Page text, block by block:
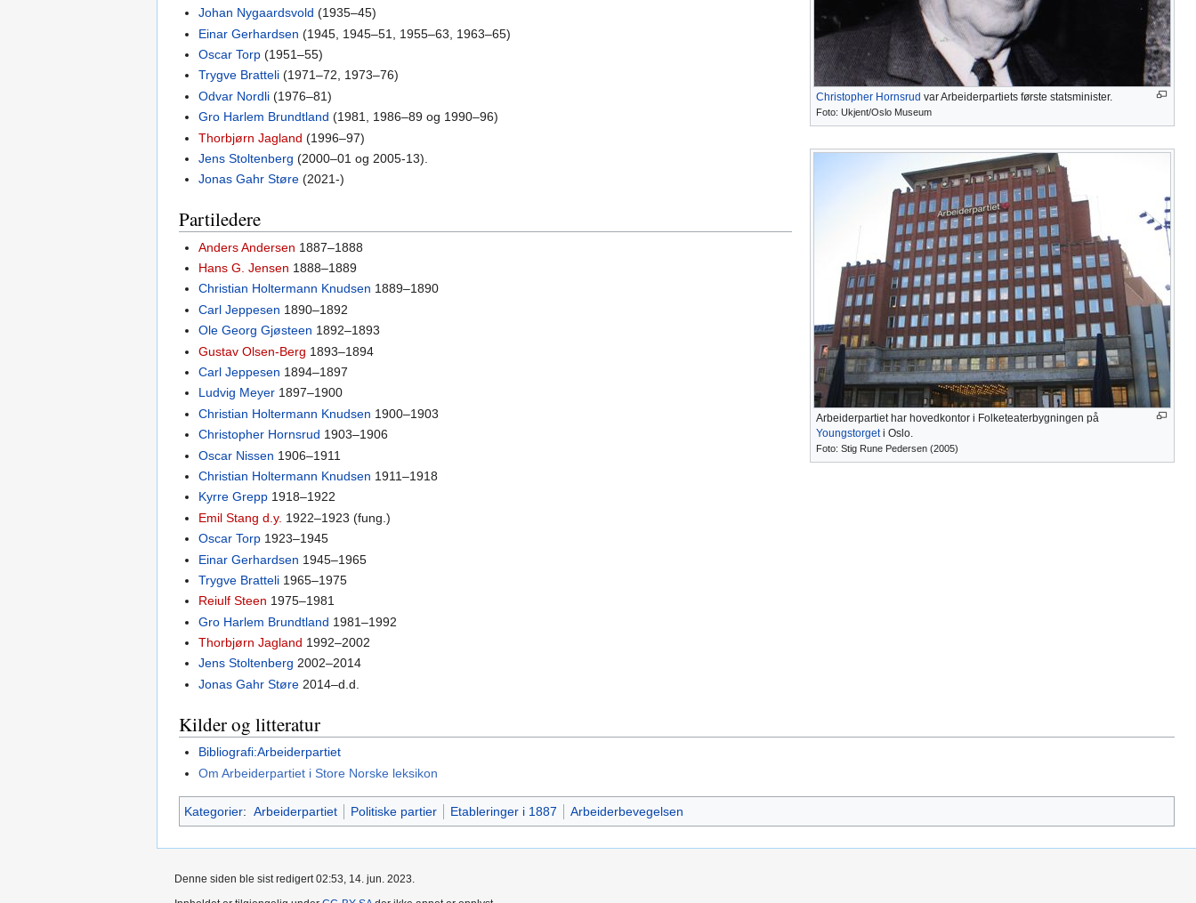
Christopher Hornsrud var Arbeiderpartiets første statsminister.
Foto: Ukjent/Oslo Museum
Arbeiderpartiet har hovedkontor i Folketeaterbygningen på
Youngstorgeti Oslo.
Foto: Stig Rune Pedersen (2005)
Johan Nygaardsvold (1935–45)
Einar Gerhardsen (1945, 1945–51, 1955–63, 1963–65)
Oscar Torp (1951–55)
Trygve Bratteli (1971–72, 1973–76)
Odvar Nordli (1976–81)
Gro Harlem Brundtland (1981, 1986–89 og 1990–96)
Thorbjørn Jagland (1996–97)
Jens Stoltenberg (2000–01 og 2005-13).
Jonas Gahr Støre (2021-)
Partiledere
Anders Andersen 1887–1888
Hans G. Jensen 1888–1889
Christian Holtermann Knudsen 1889–1890
Carl Jeppesen 1890–1892
Ole Georg Gjøsteen 1892–1893
Gustav Olsen-Berg 1893–1894
Carl Jeppesen 1894–1897
Ludvig Meyer 1897–1900
Christian Holtermann Knudsen 1900–1903
Christopher Hornsrud 1903–1906
Oscar Nissen 1906–1911
Christian Holtermann Knudsen 1911–1918
Kyrre Grepp 1918–1922
Emil Stang d.y. 1922–1923 (fung.)
Oscar Torp 1923–1945
Einar Gerhardsen 1945–1965
Trygve Bratteli 1965–1975
Reiulf Steen 1975–1981
Gro Harlem Brundtland 1981–1992
Thorbjørn Jagland 1992–2002
Jens Stoltenberg 2002–2014
Jonas Gahr Støre 2014–d.d.
Kilder og litteratur
Bibliografi:Arbeiderpartiet
Om Arbeiderpartiet i Store Norske leksikon
Kategorier: Arbeiderpartiet Politiske partier Etableringer i 1887 Arbeiderbevegelsen
Denne siden ble sist redigert 02:53, 14. jun. 2023.